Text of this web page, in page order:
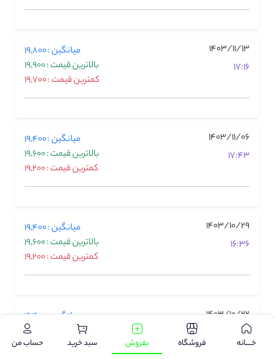
1403/11/13
17:16
میانگین : 19,800
بالاترین قیمت : 19,900
کمترین قیمت : 19,700
1403/11/06
17:43
میانگین : 19,400
بالاترین قیمت : 19,600
کمترین قیمت : 19,200
1403/10/29
16:36
میانگین : 19,400
بالاترین قیمت : 19,600
کمترین قیمت : 19,200
1403/10/22
17:39
میانگین : 19,400
بالاترین قیمت : 19,500
کمترین قیمت : 19,300
خـــــانه فروشگاه بفروش سبد خرید حساب من